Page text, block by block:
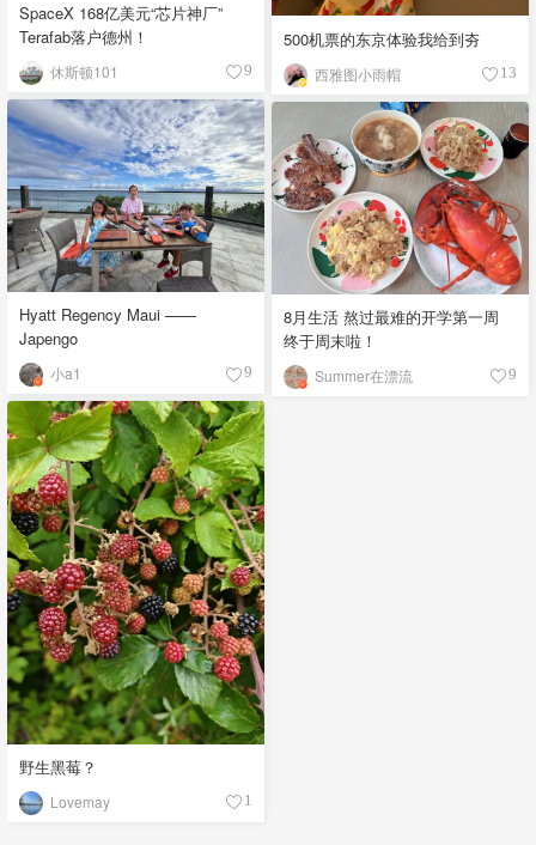
500机票的东京体验我给到夯
西雅图小雨帽 13
SpaceX 168亿美元“芯片神厂”
Terafab落户德州！
休斯顿101 9
Hyatt Regency Maui ——
Japengo
小a1 9
8月生活 熬过最难的开学第一周
终于周末啦！
Summer在漂流 9
野生黑莓？
Lovemay 1